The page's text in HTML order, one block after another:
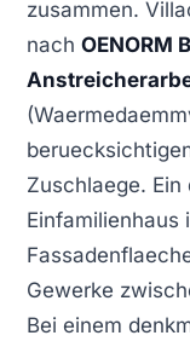
zusammen.
nach OENORM
Zuschlaege.
Einfamilienhaus
Gewerke
Bei einem